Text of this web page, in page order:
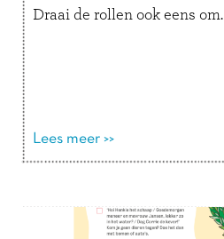
Draai de rollen ook eens om.
Lees meer >>